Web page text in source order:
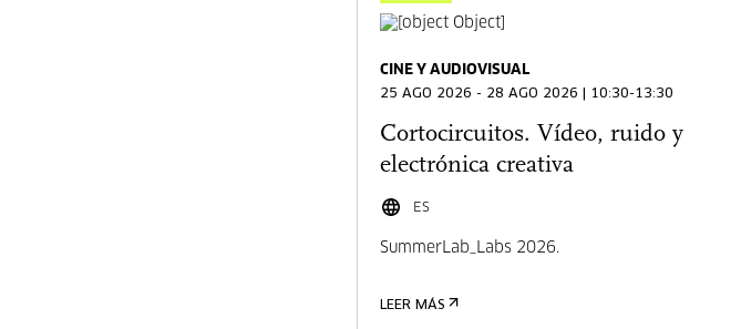
CINE Y AUDIOVISUAL
25 AGO 2026 - 28 AGO 2026 | 10:30-13:30
Cortocircuitos. Vídeo, ruido y
electrónica creativa
ES
SummerLab_Labs 2026.
LEER MÁS